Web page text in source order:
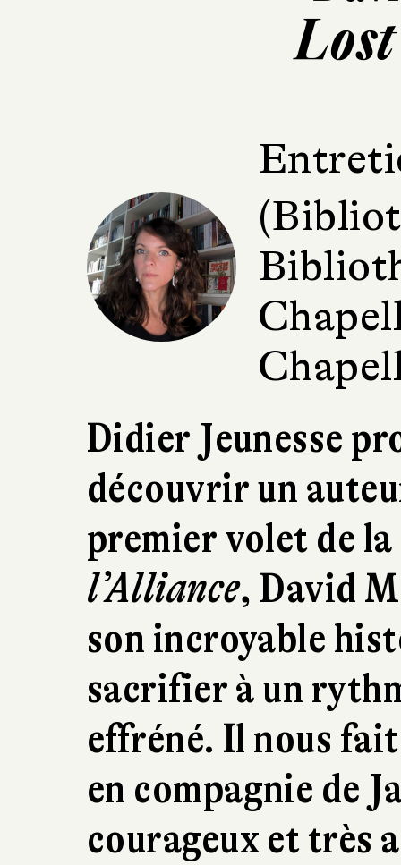
Didier Jeunesse
découvrir un
premier volet de
l’Alliance, David
son incroyable
sacrifier à un
effréné. Il nous fait
en compagnie de
courageux et très